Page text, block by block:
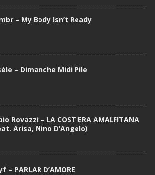
– My Body Isn’t Ready
– Dimanche Midi Pile
Rovazzi – LA COSTIERA AMALFITANA
Arisa, Nino D’Angelo)
– PARLAR D’AMORE